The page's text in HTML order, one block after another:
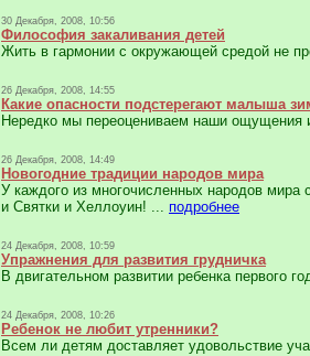
30 Декабря, 2008, 10:56
Философия закаливания детей
Жить в гармонии с окружающей средой не
26 Декабря, 2008, 14:55
Какие опасности подстерегают малыша
Нередко мы переоцениваем наши ощущения
26 Декабря, 2008, 14:49
Новогодние традиции народов мира
У каждого из многочисленных народов мира
и Святки и Хеллоуин! ... подробнее
24 Декабря, 2008, 10:59
Упражнения для развития грудничка
В двигательном развитии ребенка первого
24 Декабря, 2008, 10:26
Ребенок не любит утренники?
Всем ли детям доставляет удовольствие